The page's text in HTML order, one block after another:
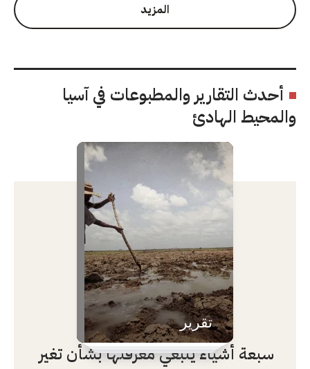
المزيد
أحدث التقارير والمطبوعات في آسيا
والمحيط الهادئ
تقرير
سبعة أشياء ينبغي معرفتها بشأن تغير